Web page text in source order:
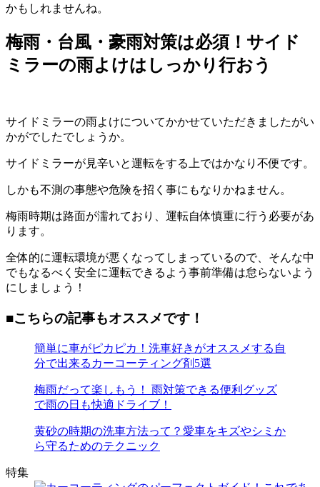
かもしれませんね。
梅雨・台風・豪雨対策は必須！サイド
ミラーの雨よけはしっかり行おう
サイドミラーの雨よけについてかかせていただきましたがい
かがでしたでしょうか。
サイドミラーが見辛いと運転をする上ではかなり不便です。
しかも不測の事態や危険を招く事にもなりかねません。
梅雨時期は路面が濡れており、運転自体慎重に行う必要があ
ります。
全体的に運転環境が悪くなってしまっているので、そんな中
でもなるべく安全に運転できるよう事前準備は怠らないよう
にしましょう！
■こちらの記事もオススメです！
簡単に車がピカピカ！洗車好きがオススメする自
分で出来るカーコーティング剤5選
梅雨だって楽しもう！ 雨対策できる便利グッズ
で雨の日も快適ドライブ！
黄砂の時期の洗車方法って？愛車をキズやシミか
ら守るためのテクニック
特集